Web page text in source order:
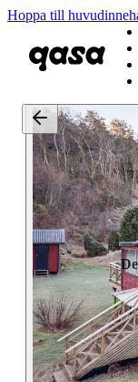
Hoppa till